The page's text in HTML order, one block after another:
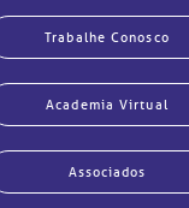
Trabalhe Conosco
Academia Virtual
Associados